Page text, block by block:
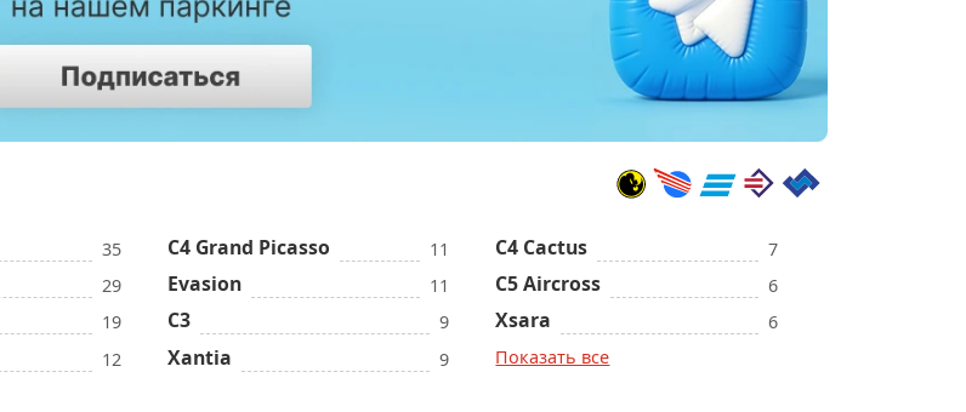
35
29
19
12
C4 Grand Picasso 11
Evasion 11
C3 9
Xantia 9
C4 Cactus 7
C5 Aircross 6
Xsara
6
Показать все